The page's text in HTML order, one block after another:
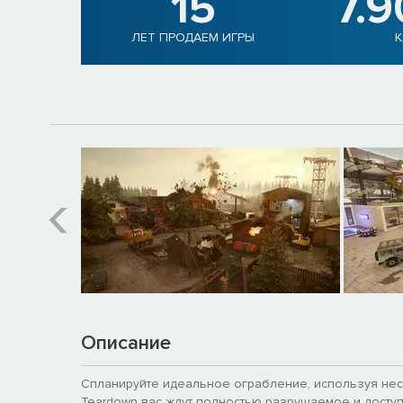
ЛЕТ ПРОДАЕМ ИГРЫ
Описание
Спланируйте идеальное ограбление, используя